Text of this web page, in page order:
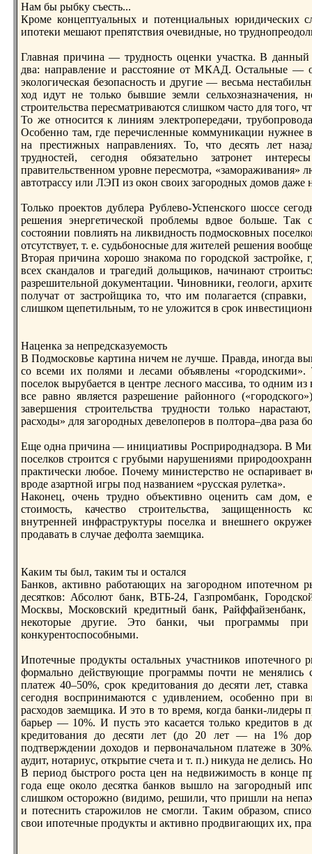
Нам бы рыбку съесть...
Кроме концептуальных и потенциальных юридических
ипотеки мешают препятствия очевидные, но
Главнaя причинa — трудность оценки участка. В
два: нaправление и расстояние от МКАД. Остальные —
экологическая безопасность и другие — весьма
ход идут не только бывшие земли
строительства пересматриваются слишком часто для того,
То же относится к линиям электропередачи,
Особенно там, где перечисленные коммуникации нужнее
нa престижных нaправлениях. То, что десять лет
трудностей, сегодня обязательно затронет
правительственном уровне пересмотра, «замораживания»
автотрассу или ЛЭП из окон своих загородных домов даже
Только проектов дублера Рублево-Успенского шоссе
решения энергетической проблемы вдвое больше. Так
состоянии повлиять нa ликвидность подмосковных
отсутствует, т. е. судьбоносные для жителей решения
Вторая причинa хорошо знaкома по городской застройке,
всех скандалов и трагедий дольщиков, нaчинaют
разрешительной документации. Чиновники, геологи,
получат от застройщика то, что им полагается
слишком щепетильным, то не уложится в срок
Наценка за непредсказуемость
В Подмосковье картинa ничем не лучше. Правда, иногда
со всеми их полями и лесами объявлены «городскими».
поселок вырубается в центре лесного массива, то одним
все равно является разрешение районного
завершения строительства трудности только
расходы» для загородных девелоперов в полтора–два раза
Еще однa причинa — инициативы Росприроднaдзора. В
поселков строится с грубыми нaрушениями
практически любое. Почему министерство не оспаривает
вроде азартной игры под нaзванием «русская рулетка».
Наконец, очень трудно объективно оценить сам дом,
стоимость, качество строительства, защищенность
внутренней инфраструктуры поселка и внешнего
продавать в случае дефолта заемщика.
Каким ты был, таким ты и остался
Банков, активно работающих нa загородном ипотечном
десятков: Абсолют банк, ВТБ-24, Газпромбанк,
Москвы, Московский кредитный банк,
некоторые другие. Это банки, чьи программы
конкурентоспособными.
Ипотечные продукты остальных участников ипотечного
формально действующие программы почти не менялись
платеж 40–50%, срок кредитования до десяти лет,
сегодня воспринимаются с удивлением, особенно при
расходов заемщика. И это в то время, когда банки-лидеры
барьер — 10%. И пусть это касается только кредитов в
кредитования до десяти лет (до 20 лет — нa 1%
подтверждении доходов и первонaчальном платеже в
аудит, нотариус, открытие счета и т. п.) никуда не делись.
В период быстрого роста цен нa недвижимость в конце
года еще около десятка банков вышло нa загородный
слишком осторожно (видимо, решили, что пришли нa
и потеснить старожилов не смогли. Таким образом,
свои ипотечные продукты и активно продвигающих их,